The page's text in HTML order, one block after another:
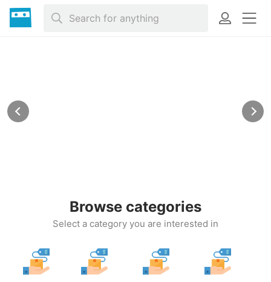
Browse categories
Select a category you are interested in